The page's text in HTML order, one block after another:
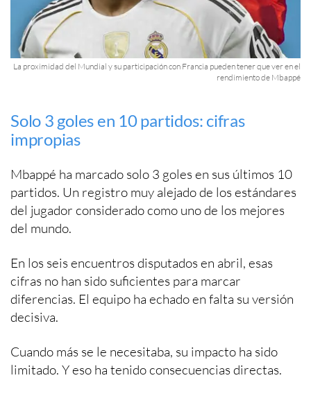
La proximidad del Mundial y su participación con Francia pueden tener que ver en el
rendimiento de Mbappé
Solo 3 goles en 10 partidos: cifras
impropias
Mbappé ha marcado solo 3 goles en sus últimos 10
partidos. Un registro muy alejado de los estándares
del jugador considerado como uno de los mejores
del mundo.
En los seis encuentros disputados en abril, esas
cifras no han sido suficientes para marcar
diferencias. El equipo ha echado en falta su versión
decisiva.
Cuando más se le necesitaba, su impacto ha sido
limitado. Y eso ha tenido consecuencias directas.